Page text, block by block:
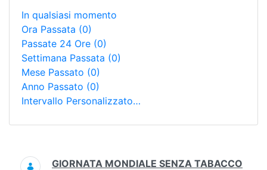
In qualsiasi momento
Ora Passata (0)
Passate 24 Ore (0)
Settimana Passata (0)
Mese Passato (0)
Anno Passato (0)
Intervallo Personalizzato…
Ricerca
GIORNATA MONDIALE SENZA TABACCO